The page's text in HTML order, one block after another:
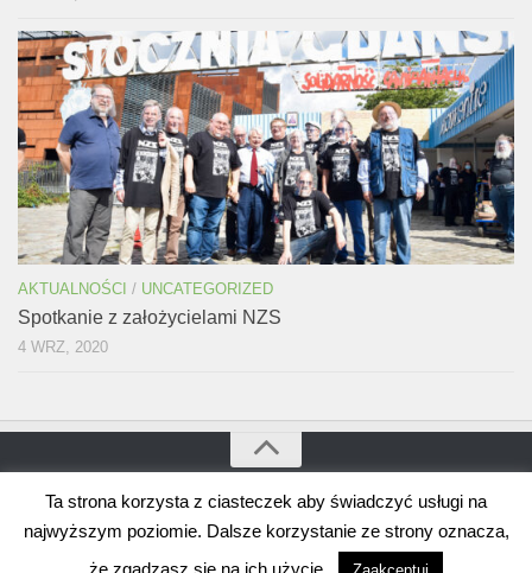
AKTUALNOŚCI / UNCATEGORIZED
Spotkanie z założycielami NZS
4 WRZ, 2020
Bogdan Borusewicz © 2026. Wszystkie prawa zastrzeżone
Wspierane przez WordPress. Szablon autorstwaAlx.
Ta strona korzysta z ciasteczek aby świadczyć usługi na
najwyższym poziomie. Dalsze korzystanie ze strony oznacza,
że zgadzasz się na ich użycie..